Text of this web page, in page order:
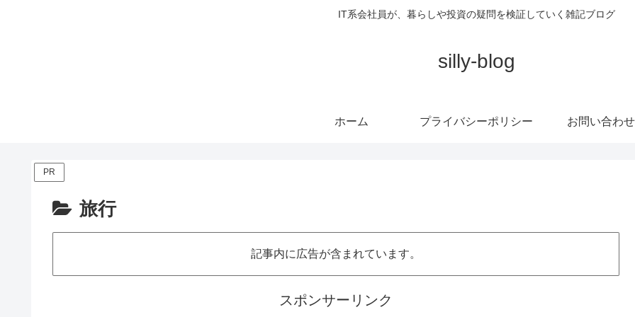
IT系会社員が、暮らしや投資の疑問を検証していく雑記ブログ
silly-blog
ホーム プライバシーポリシー お問い合わせ
PR
旅行
記事内に広告が含まれています。
スポンサーリンク